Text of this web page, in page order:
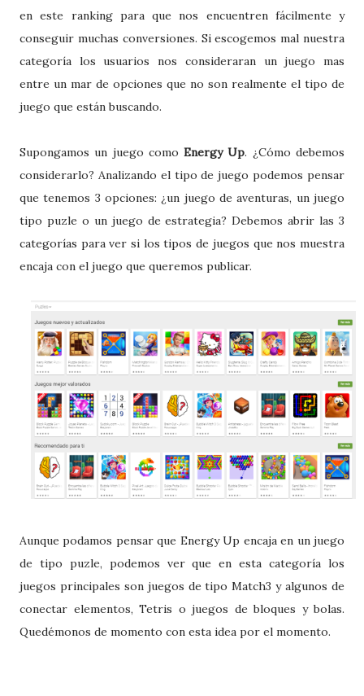
en este ranking para que nos encuentren fácilmente y
conseguir muchas conversiones. Si escogemos mal nuestra
categoría los usuarios nos consideraran un juego mas
entre un mar de opciones que no son realmente el tipo de
juego que están buscando.
Supongamos un juego comoEnergy Up. ¿Cómo debemos
considerarlo? Analizando el tipo de juego podemos pensar
que tenemos 3 opciones: ¿un juego de aventuras, un juego
tipo puzle o un juego de estrategia? Debemos abrir las 3
categorías para ver si los tipos de juegos que nos muestra
encaja con el juego que queremos publicar.
Aunque podamos pensar que Energy Up encaja en un juego
de tipo puzle, podemos ver que en esta categoría los
juegos principales son juegos de tipo Match3 y algunos de
conectar elementos, Tetris o juegos de bloques y bolas.
Quedémonos de momento con esta idea por el momento.